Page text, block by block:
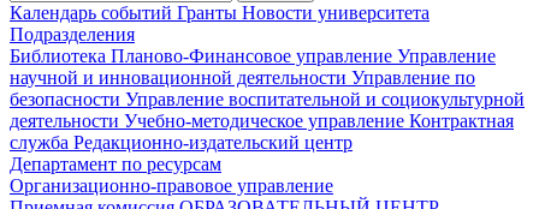
Календарь событий Гранты Новости университета
Подразделения
Библиотека Планово-Финансовое управление Управление
научной и инновационной деятельности Управление по
безопасности Управление воспитательной и социокультурной
деятельности Учебно-методическое управление Контрактная
служба Редакционно-издательский центр
Департамент по ресурсам
Организационно-правовое управление